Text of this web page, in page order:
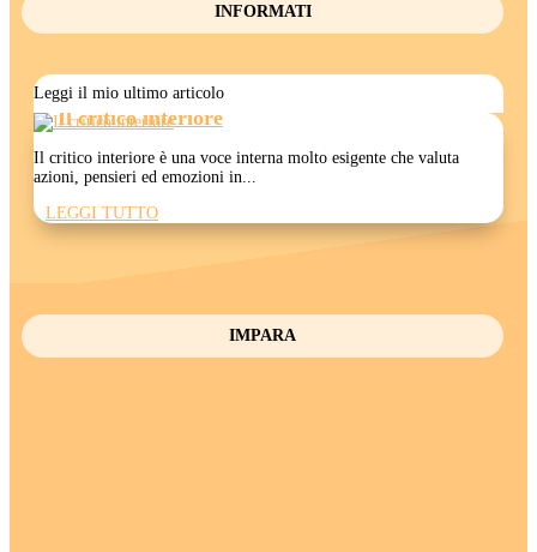
INFORMATI
Leggi il mio ultimo articolo
Il critico interiore
Il critico interiore è una voce interna molto esigente che valuta
azioni, pensieri ed emozioni in...
LEGGI TUTTO
IMPARA